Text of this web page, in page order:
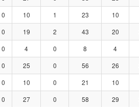
0 10 1 23 10
0 19 2 43 20
0 4 0 8 4
0 25 0 56 26
0 10 0 21 10
0 27 0 58 29